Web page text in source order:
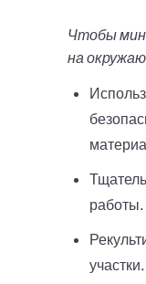
Чтобы
на
работы.
участки.